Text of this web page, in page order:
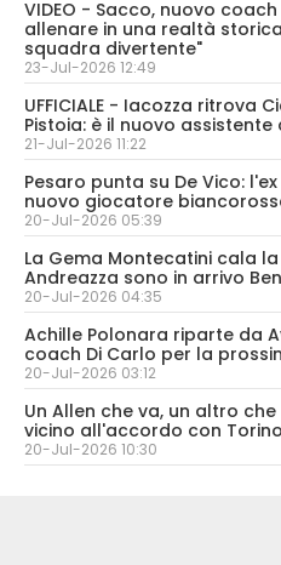
VIDEO - Sacco, nuovo
allenare in una realtà
squadra divertente"
23-Jul-2026 12:49
UFFICIALE - Iacozza ritrova
Pistoia: è il nuovo
21-Jul-2026 11:22
Pesaro punta su De Vico:
nuovo giocatore
20-Jul-2026 05:39
La Gema Montecatini cala
Andreazza sono in arrivo
20-Jul-2026 04:35
Achille Polonara riparte da
coach Di Carlo per la
20-Jul-2026 03:12
Un Allen che va, un altro
vicino all'accordo con
20-Jul-2026 10:30